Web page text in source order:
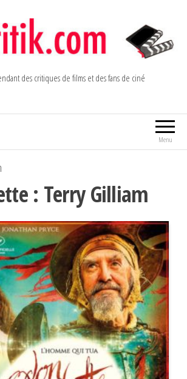
des critiques de films et des fans de ciné
Menu
: Terry Gilliam